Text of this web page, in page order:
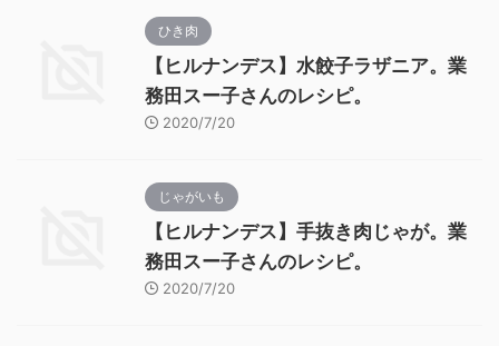
ひき肉
【ヒルナンデス】水餃子ラザニア。業
務田スー子さんのレシピ。
2020/7/20
じゃがいも
【ヒルナンデス】手抜き肉じゃが。業
務田スー子さんのレシピ。
2020/7/20